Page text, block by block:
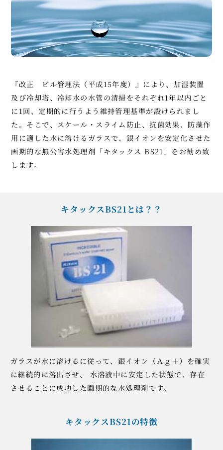
『改正 ビル管理法（平成15年度）』により、加湿装置
及び冷却塔、冷却水の水管の清掃をそれぞれ1年以内ごと
に1回、定期的に行うよう 維持管理基準が設けられまし
た。 そこで、スケール・スライム防止、抗菌効果、防藻作
用に適した水に溶けるガラスで、 銀イオンを安定化させた
画期的な無公害水処理剤「キタックス BS21」をお勧め致
します。
キタックスBS21とは？？
ガラスが水に溶けるに従って、銀イオン（Ａｇ＋）を確実
に継続的に溶出させ、 水溶液中に安定した状態で、存在
させることに成功した画期的な水処理剤です。
キタックスBS21の特徴